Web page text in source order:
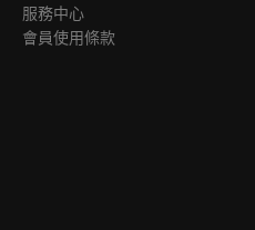
服務中心
會員使用條款